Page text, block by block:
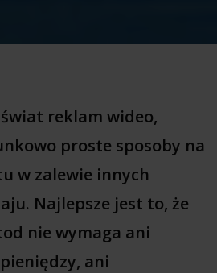
reklam wideo,
proste sposoby na
w zalewie innych
Najlepsze jest to, że
nie wymaga ani
ani